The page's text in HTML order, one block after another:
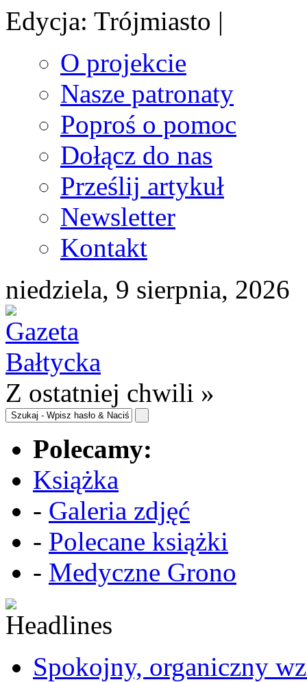
Edycja: Trójmiasto |
O projekcie
Nasze patronaty
Poproś o pomoc
Dołącz do nas
Prześlij artykuł
Newsletter
Kontakt
niedziela, 9 sierpnia, 2026
Z ostatniej chwili »
Polecamy:
Książka
- Galeria zdjęć
- Polecane książki
- Medyczne Grono
Spokojny, organiczny